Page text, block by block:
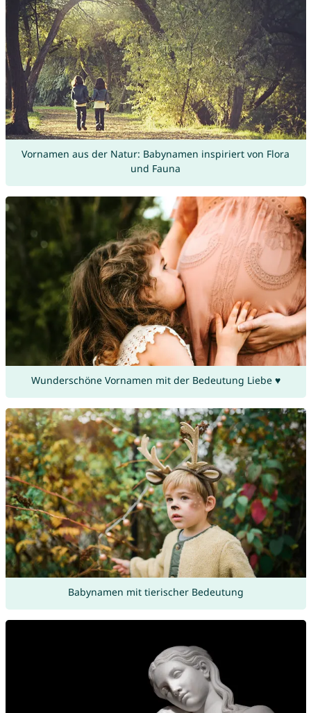
Vornamen aus der Natur: Babynamen inspiriert von Flora
und Fauna
Wunderschöne Vornamen mit der Bedeutung Liebe ♥
Babynamen mit tierischer Bedeutung